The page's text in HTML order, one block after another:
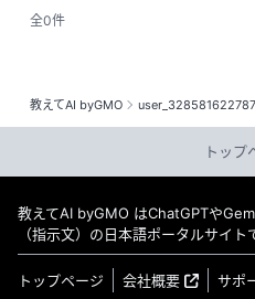
教えてAI byGMO
全0件
トップ
教えてAI byGMO はChatGPTや
（指示文）の日本語ポータルサイト
トップページ 会社概要 サポ